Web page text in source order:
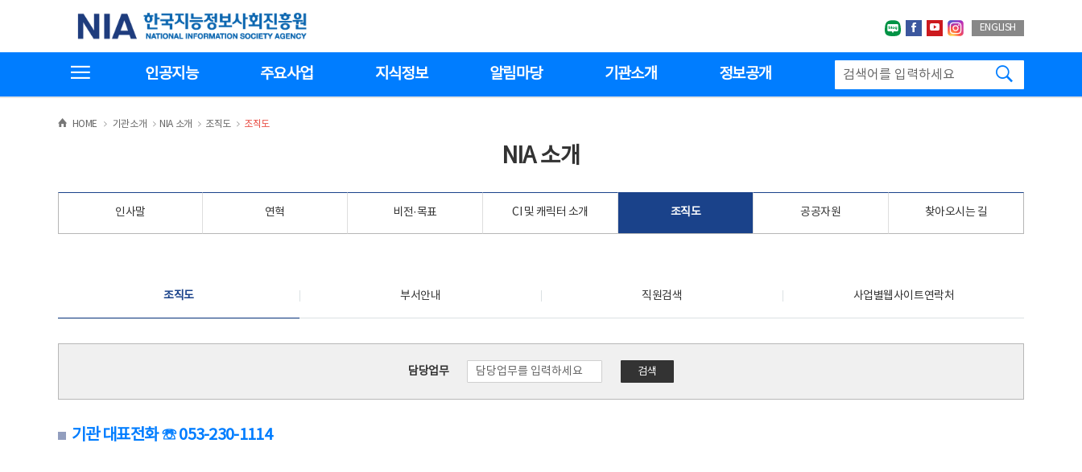
기
한국지능정보사회진흥원
네이버블로그
페이스북
유투브인스타그랩
ENGLISH
인공지능 주요사업 지식정보 알림마당 기관소개 정보공개
HOME >
기관소개 >NIA 소개 >
조직도 >
조직도
NIA 소개
인사말 연혁 비전·목표 CI 및 캐릭터 소개 조직도 공공자원 찾아오시는 길
조직도 부서안내 직원검색 사업별웹사이트연락처
담당업무 검색
기관 대표전화 ☏ 053-230-1114